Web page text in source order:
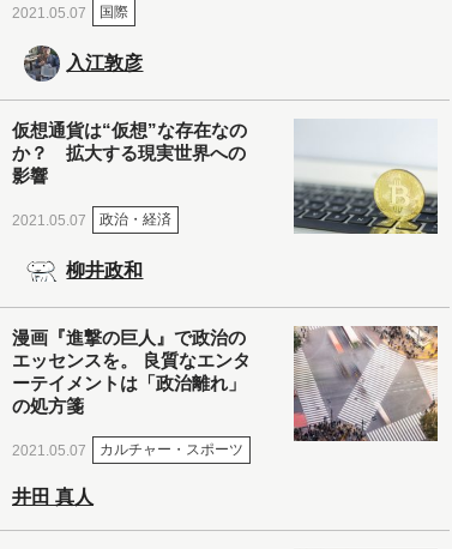
2021.05.07 国際
入江敦彦
仮想通貨は“仮想”な存在なの
か？ 拡大する現実世界への
影響
2021.05.07 政治・経済
柳井政和
漫画『進撃の巨人』で政治の
エッセンスを。 良質なエンタ
ーテイメントは「政治離れ」
の処方箋
2021.05.07 カルチャー・スポーツ
井田 真人